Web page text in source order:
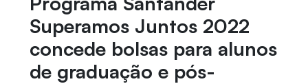
Superamos Juntos 2022
concede bolsas para alunos
de graduação e pós-